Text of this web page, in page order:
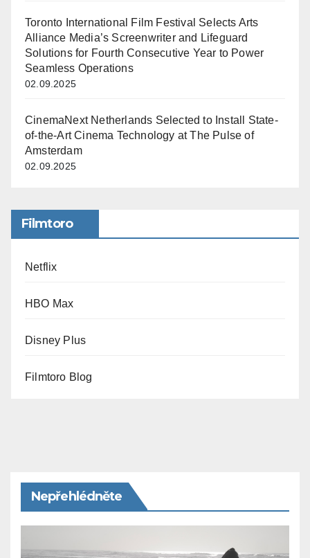
Toronto International Film Festival Selects Arts
Alliance Media’s Screenwriter and Lifeguard
Solutions for Fourth Consecutive Year to Power
Seamless Operations
02.09.2025
CinemaNext Netherlands Selected to Install State-
of-the-Art Cinema Technology at The Pulse of
Amsterdam
02.09.2025
Filmtoro
Netflix
HBO Max
Disney Plus
Filmtoro Blog
Nepřehlédněte